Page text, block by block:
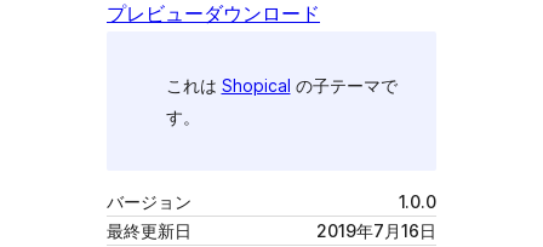
プレビューダウンロード
これは Shopical の子テーマで
す。
バージョン
1.0.0
最終更新日
2019年7月16日